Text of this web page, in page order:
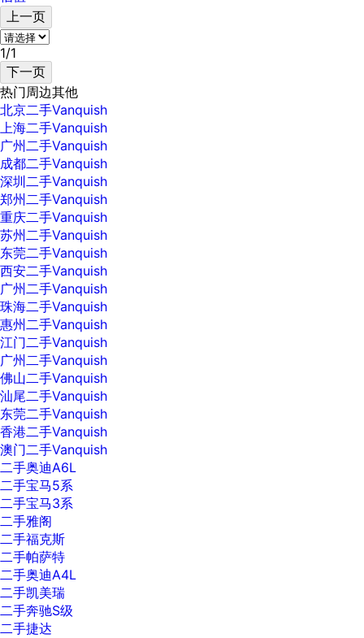
上一页
1/1
下一页
热门周边其他
北京二手Vanquish
上海二手Vanquish
广州二手Vanquish
成都二手Vanquish
深圳二手Vanquish
郑州二手Vanquish
重庆二手Vanquish
苏州二手Vanquish
东莞二手Vanquish
西安二手Vanquish
广州二手Vanquish
珠海二手Vanquish
惠州二手Vanquish
江门二手Vanquish
广州二手Vanquish
佛山二手Vanquish
汕尾二手Vanquish
东莞二手Vanquish
香港二手Vanquish
澳门二手Vanquish
二手奥迪A6L
二手宝马5系
二手宝马3系
二手雅阁
二手福克斯
二手帕萨特
二手奥迪A4L
二手凯美瑞
二手奔驰S级
二手捷达